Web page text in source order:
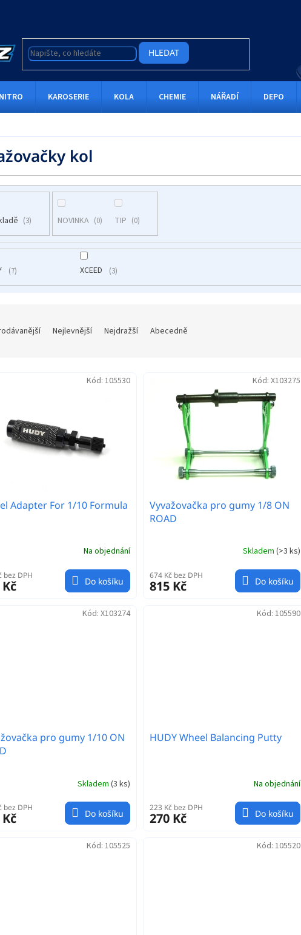
HLEDAT
NITRO KAROSERIE KOLA CHEMIE NÁŘADÍ DEPO
kol
Nejlevnější Nejdražší Abecedně
3 NOVINKA 0 TIP 0
7 XCEED 3
Adapter For 1/10 Formula
Na objednání
bez DPH
Do košíku
Kód: 105530
Vyvažovačka pro gumy 1/8 ON
ROAD
Skladem (>3 ks)
674 Kč bez DPH
815 Kč Do košíku
Kód: X103275
pro gumy 1/10 ON
Skladem (3 ks)
bez DPH
Do košíku
Kód: X103274
HUDY Wheel Balancing Putty
Na objednání
223 Kč bez DPH
270 Kč Do košíku
Kód: 105590
Kód: 105525 Kód: 105520